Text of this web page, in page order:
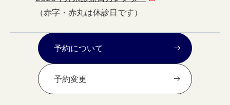
（赤字・赤丸は休診日です）
予約について
予約変更